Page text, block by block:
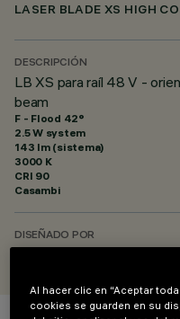
DESCRIPCIÓN
LB XS para raíl 48 V -
beam
F - Flood 42°
2.5 W system
143 lm (sistema)
3000 K
CRI 90
Casambi
DISEÑADO POR
iGuzzini
Al hacer clic en “Aceptar
cookies se guarden en su